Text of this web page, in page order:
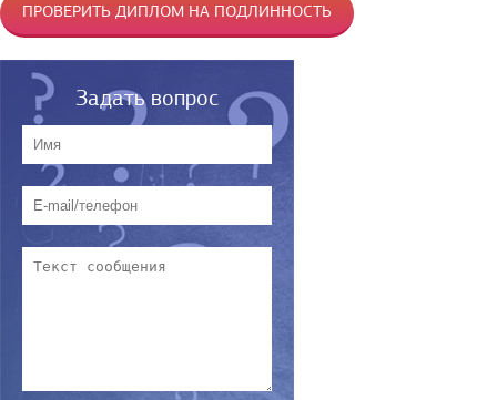
ПРОВЕРИТЬ ДИПЛОМ НА ПОДЛИННОСТЬ
Задать вопрос